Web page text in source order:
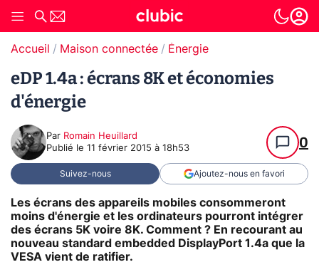
Accueil Maison connectée Énergie
eDP 1.4a : écrans 8K et économies
d'énergie
Par Romain Heuillard
Publié le 11 février 2015 à 18h53 0
Suivez-nous Ajoutez-nous en favori
Les écrans des appareils mobiles consommeront
moins d'énergie et les ordinateurs pourront intégrer
des écrans 5K voire 8K. Comment ? En recourant au
nouveau standard embedded DisplayPort 1.4a que la
VESA vient de ratifier.